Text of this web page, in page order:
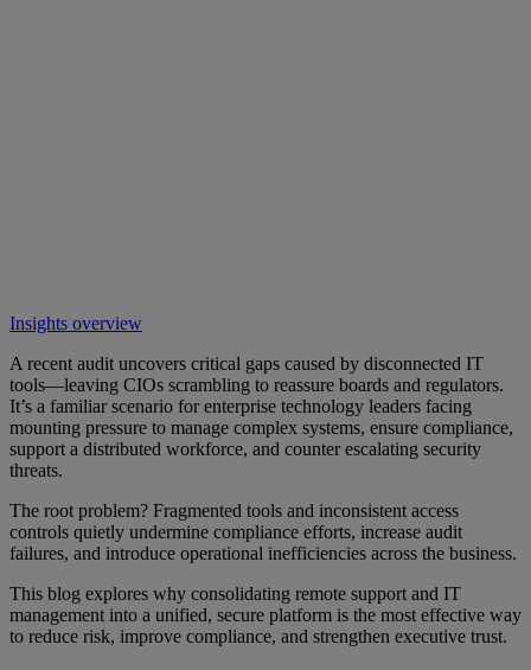
Insights overview
A recent audit uncovers critical gaps caused by disconnected IT
tools—leaving CIOs scrambling to reassure boards and regulators.
It’s a familiar scenario for enterprise technology leaders facing
mounting pressure to manage complex systems, ensure compliance,
support a distributed workforce, and counter escalating security
threats.
The root problem? Fragmented tools and inconsistent access
controls quietly undermine compliance efforts, increase audit
failures, and introduce operational inefficiencies across the business.
This blog explores why consolidating remote support and IT
management into a unified, secure platform is the most effective way
to reduce risk, improve compliance, and strengthen executive trust.